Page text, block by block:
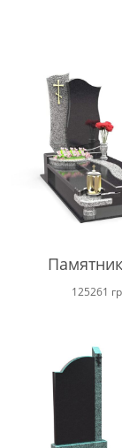
125261